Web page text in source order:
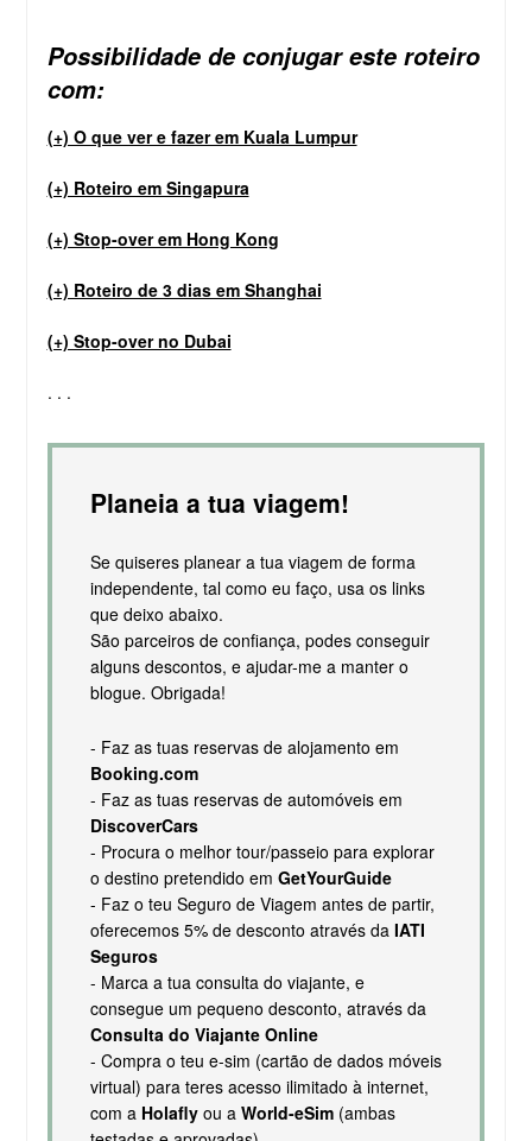
Possibilidade de conjugar este roteiro
com:
(+) O que ver e fazer em Kuala Lumpur
(+) Roteiro em Singapura
(+) Stop-over em Hong Kong
(+) Roteiro de 3 dias em Shanghai
(+) Stop-over no Dubai
. . .
Planeia a tua viagem!
Se quiseres planear a tua viagem de forma
independente, tal como eu faço, usa os links
que deixo abaixo.
São parceiros de confiança, podes conseguir
alguns descontos, e ajudar-me a manter o
blogue. Obrigada!
- Faz as tuas reservas de alojamento em
Booking.com
- Faz as tuas reservas de automóveis em
DiscoverCars
- Procura o melhor tour/passeio para explorar
o destino pretendido em GetYourGuide
- Faz o teu Seguro de Viagem antes de partir,
oferecemos 5% de desconto através da IATI
Seguros
- Marca a tua consulta do viajante, e
consegue um pequeno desconto, através da
Consulta do Viajante Online
- Compra o teu e-sim (cartão de dados móveis
virtual) para teres acesso ilimitado à internet,
com a Holaflyou a World-eSim(ambas